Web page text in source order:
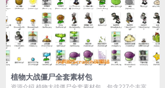
植物大战僵尸全套素材包